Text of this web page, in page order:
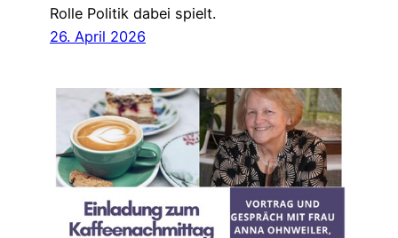
Rolle Politik dabei spielt.
26. April 2026